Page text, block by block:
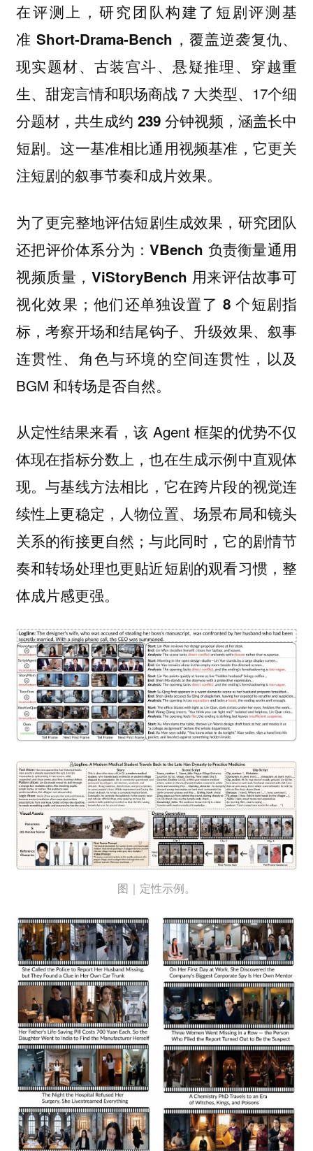
在评测上，研究团队构建了短剧评测基
准Short-Drama-Bench ，覆盖逆袭复仇、
现实题材、古装宫斗、悬疑推理、穿越重
生、甜宠言情和职场商战 7 大类型、17个细
分题材， 共生成约 239 分钟视频 ，涵盖长中
短剧。这一基准相比通用视频基准，它更关
注短剧的叙事节奏和成片效果。
为了更完整地评估短剧生成效果 ，研究团队
还把评价体系分为：VBench 负责衡量通用
视频质量， ViStoryBench 用来评估故事可
视化效果；他们还单独设置了8 个短剧指
标 ，考察开场和结尾钩子、升级效果、叙事
连贯性、角色与环境的空间连贯性，以及
BGM 和转场是否自然。
从定性结果来看，该 Agent 框架的优势不仅
体现在指标分数上，也在生成示例中直观体
现。与基线方法相比，它在跨片段的视觉连
续性上更稳定，人物位置、场景布局和镜头
关系的衔接更自然；与此同时，它的剧情节
奏和转场处理也更贴近短剧的观看习惯，整
体成片感更强。
图｜定性示例。